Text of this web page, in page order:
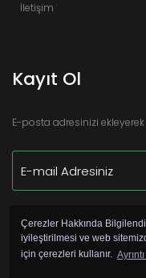
Çerezler Hakkında
iyileştirilmesi ve web
için çerezleri kullanır.
İletişim
Kayıt Ol
E-posta adresinizi
© Copyright